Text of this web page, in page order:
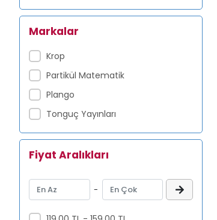
Markalar
Krop
Partikül Matematik
Plango
Tonguç Yayınları
Fiyat Aralıkları
-